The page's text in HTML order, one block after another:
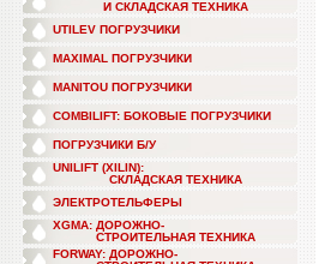
И СКЛАДСКАЯ ТЕХНИКА
UTILEV ПОГРУЗЧИКИ
MAXIMAL ПОГРУЗЧИКИ
MANITOU ПОГРУЗЧИКИ
COMBILIFT: БОКОВЫЕ ПОГРУЗЧИКИ
ПОГРУЗЧИКИ Б/У
UNILIFT (XILIN):
СКЛАДСКАЯ ТЕХНИКА
ЭЛЕКТРОТЕЛЬФЕРЫ
XGMA: ДОРОЖНО-
СТРОИТЕЛЬНАЯ ТЕХНИКА
FORWAY: ДОРОЖНО-